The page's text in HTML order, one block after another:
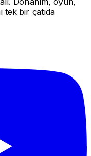
tek bir çatıda